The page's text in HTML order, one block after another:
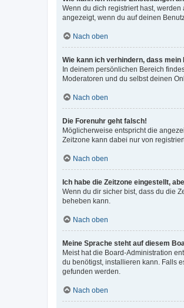
Wenn du dich registriert hast,
angezeigt, wenn du auf deinen
Nach oben
Wie kann ich verhindern, dass
In deinem persönlichen Bereich
Moderatoren und du selbst deinen
Nach oben
Die Forenuhr geht falsch!
Möglicherweise entspricht die
Zeitzone kann dabei nur von
Nach oben
Ich habe die Zeitzone eingestellt,
Wenn du dir sicher bist, dass du die
beheben kann.
Nach oben
Meine Sprache steht auf diesem
Meist hat die Board-Administration
du benötigst, installieren kann. Falls
gefunden werden.
Nach oben